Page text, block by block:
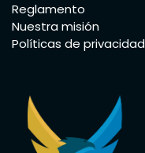
Reglamento
Nuestra misión
Políticas de privacidad